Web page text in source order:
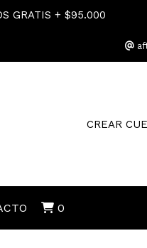
GRATIS + $95.000
CREAR
0